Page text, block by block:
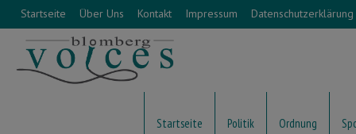
Startseite Über Uns Kontakt Impressum Datenschutzerklärung
Startseite Politik Ordnung